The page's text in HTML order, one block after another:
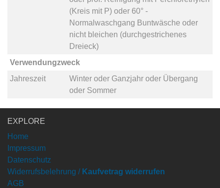
(Kreis mit P)oder 60° -
Normalwaschgang Buntwäsche oder
nicht bleichen (durchgestrichenes
Dreieck)
Verwendungzweck
Jahreszeit
Winteroder Ganzjahroder Übergang
oder Sommer
EXPLORE
Home
Impressum
Datenschutz
Widerrufsbelehrung / Kaufvetrag widerrufen
AGB